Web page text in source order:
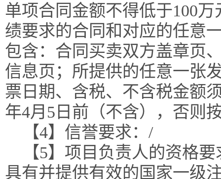
单项合同金额不得低于100
绩要求的合同和对应的任意
包含：合同买卖双方盖章页
信息页；所提供的任意一张
票日期、含税、不含税金额
年4月5日前（不含），否则
【4】信誉要求：/
【5】项目负责人的资格
具有并提供有效的国家一级